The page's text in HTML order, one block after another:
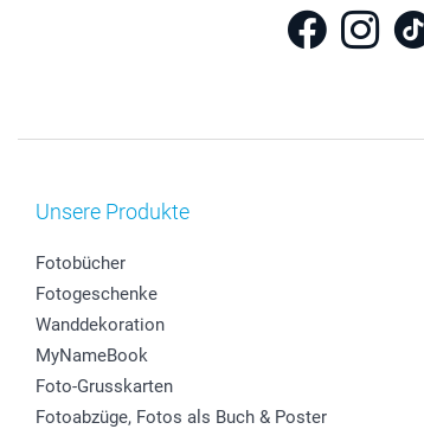
Unsere Produkte
Fotobücher
Fotogeschenke
Wanddekoration
MyNameBook
Foto-Grusskarten
Fotoabzüge, Fotos als Buch & Poster